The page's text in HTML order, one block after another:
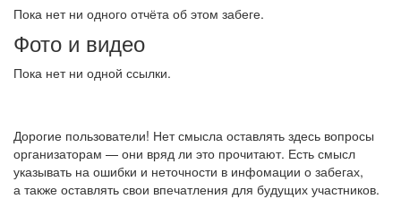
Пока нет ни одного отчёта об этом забеге.
Фото и видео
Пока нет ни одной ссылки.
Дорогие пользователи! Нет смысла оставлять здесь вопросы
организаторам — они вряд ли это прочитают. Есть смысл
указывать на ошибки и неточности в инфомации о забегах,
а также оставлять свои впечатления для будущих участников.